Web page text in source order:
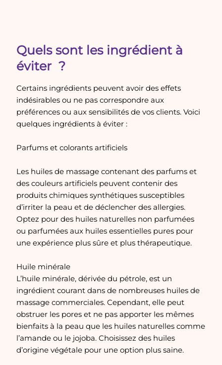
Quels sont les ingrédient à
éviter ?
Certains ingrédients peuvent avoir des effets
indésirables ou ne pas correspondre aux
préférences ou aux sensibilités de vos clients. Voici
quelques ingrédients à éviter :
Parfums et colorants artificiels
Les huiles de massage contenant des parfums et
des couleurs artificiels peuvent contenir des
produits chimiques synthétiques susceptibles
d’irriter la peau et de déclencher des allergies.
Optez pour des huiles naturelles non parfumées
ou parfumées aux huiles essentielles pures pour
une expérience plus sûre et plus thérapeutique.
Huile minérale
L’huile minérale, dérivée du pétrole, est un
ingrédient courant dans de nombreuses huiles de
massage commerciales. Cependant, elle peut
obstruer les pores et ne pas apporter les mêmes
bienfaits à la peau que les huiles naturelles comme
l’amande ou le jojoba. Choisissez des huiles
d’origine végétale pour une option plus saine.